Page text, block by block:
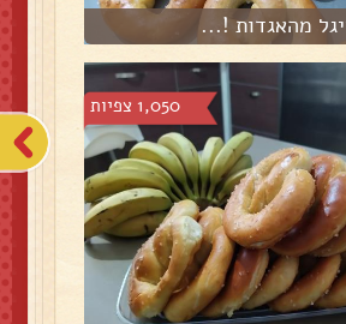
מהאגדות !...
1,050 צפיות